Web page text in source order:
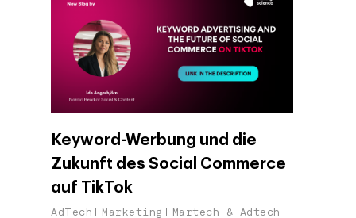
Keyword-Werbung und die
Zukunft des Social Commerce
auf TikTok
AdTech Marketing Martech & Adtech
Investors
Über Making Science
Business
Agentic AI Marketing
Digital Agency
Customers